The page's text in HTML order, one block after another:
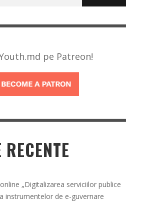
pe Patreon!
„Digitalizarea serviciilor publice
instrumentelor de e-guvernare